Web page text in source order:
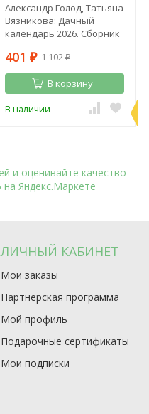
Александр Голод, Татьяна
Вязникова: Дачный
календарь 2026. Сборник
каждый день
401 ₽ 1 102₽
В корзину
В наличии
ЛИЧНЫЙ КАБИНЕТ
Мои заказы
Партнерская программа
Мой профиль
Подарочные сертификаты
Мои подписки